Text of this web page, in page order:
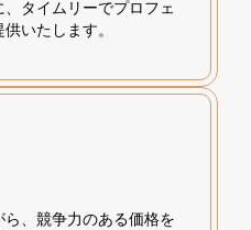
タイムリーでプロフェ
いたします。
、競争力のある価格を